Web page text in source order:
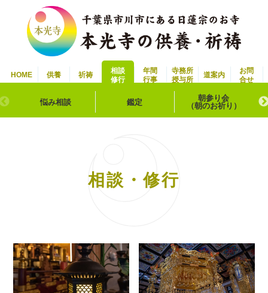
HOME 供養 祈祷
相談
修行
年間
行事
寺務所
授与所
道案内
お問
合せ
悩み相談 鑑定
朝参り会
（朝のお祈り）
相談・修行